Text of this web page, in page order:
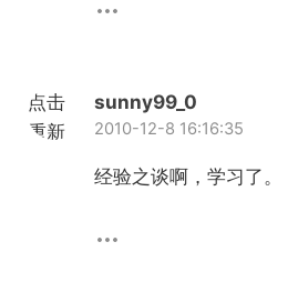
点击
重新
sunny99_0
2010-12-8 16:16:35
经验之谈啊，学习了。